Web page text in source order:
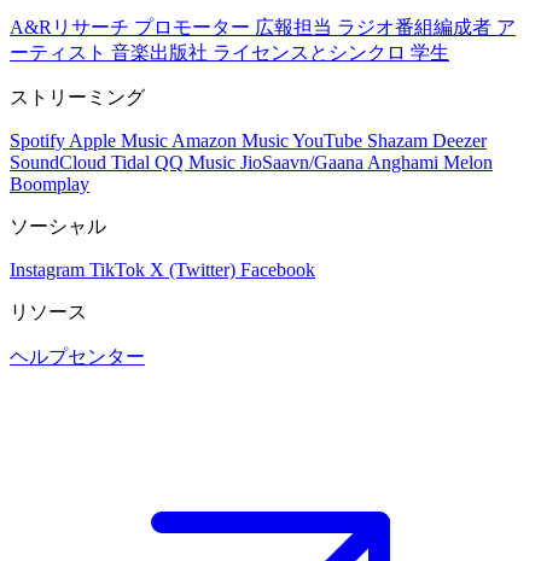
A&Rリサーチ プロモーター 広報担当 ラジオ番組編成者 ア
ーティスト 音楽出版社 ライセンスとシンクロ 学生
ストリーミング
Spotify Apple Music Amazon MusicYouTube Shazam Deezer
SoundCloud Tidal QQ Music JioSaavn/Gaana Anghami Melon
Boomplay
ソーシャル
Instagram TikTok X (Twitter) Facebook
リソース
ヘルプセンター